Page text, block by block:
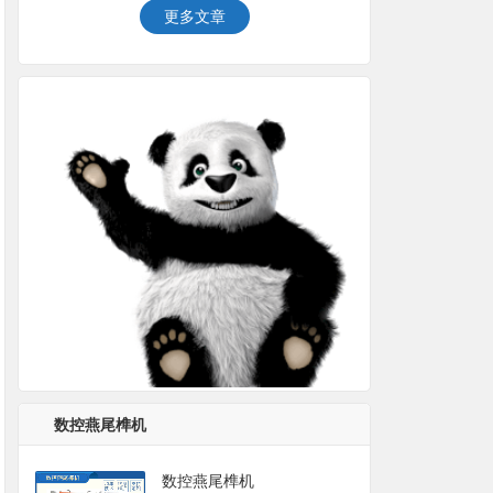
更多文章
数控燕尾榫机
数控燕尾榫机